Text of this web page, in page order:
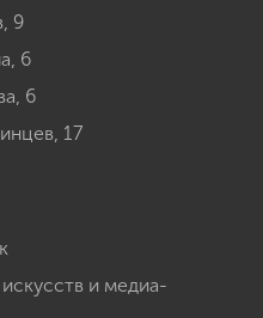
9
6
6
17
и медиа-